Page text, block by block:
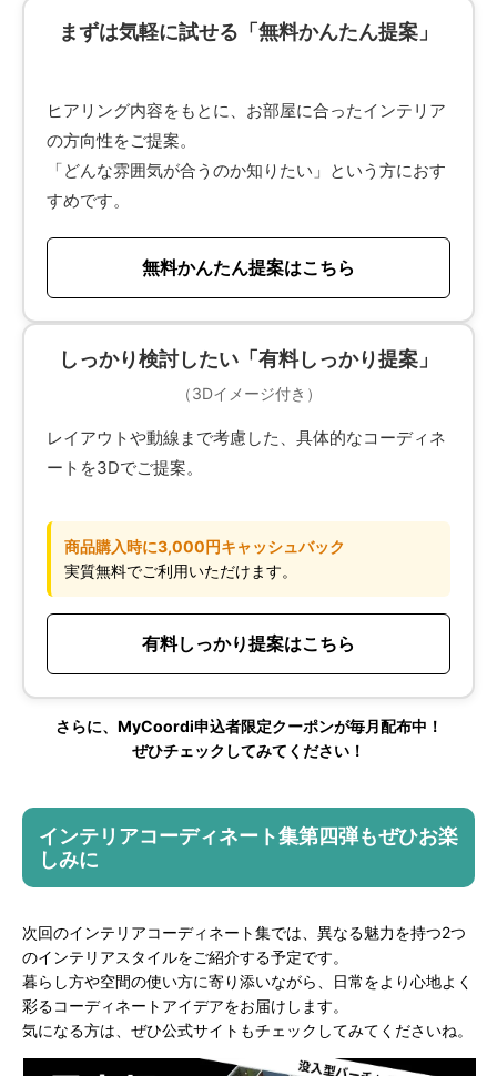
まずは気軽に試せる「無料かんたん提案」
ヒアリング内容をもとに、お部屋に合ったインテリア
の方向性をご提案。
「どんな雰囲気が合うのか知りたい」という方におす
すめです。
無料かんたん提案はこちら
しっかり検討したい「有料しっかり提案」
（3Dイメージ付き）
レイアウトや動線まで考慮した、具体的なコーディネ
ートを3Dでご提案。
商品購入時に3,000円キャッシュバック
実質無料でご利用いただけます。
有料しっかり提案はこちら
さらに、MyCoordi申込者限定クーポンが毎月配布中！
ぜひチェックしてみてください！
インテリアコーディネート集第四弾もぜひお楽
しみに
次回のインテリアコーディネート集では、異なる魅力を持つ2つ
のインテリアスタイルをご紹介する予定です。
暮らし方や空間の使い方に寄り添いながら、日常をより心地よく
彩るコーディネートアイデアをお届けします。
気になる方は、ぜひ公式サイトもチェックしてみてくださいね。